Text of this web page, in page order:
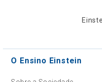
O Ensino Einstein